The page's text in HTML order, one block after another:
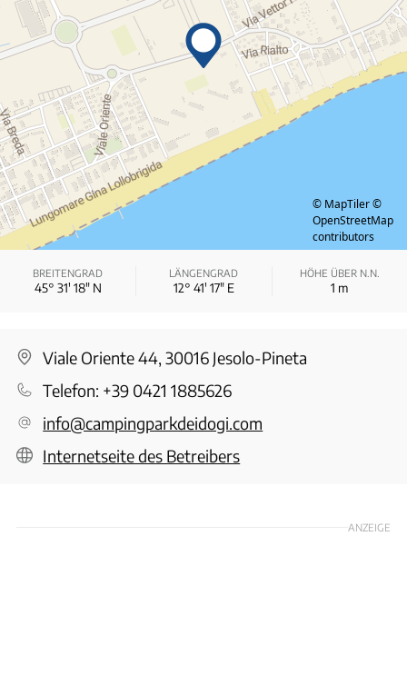
© MapTiler ©
OpenStreetMap
contributors
BREITENGRAD
45° 31′ 18″ N
LÄNGENGRAD
12° 41′ 17″ E
HÖHE ÜBER N.N.
1 m
Viale Oriente 44, 30016 Jesolo-Pineta
Telefon: +39 0421 1885626
info@campingparkdeidogi.com
Internetseite des Betreibers
ANZEIGE